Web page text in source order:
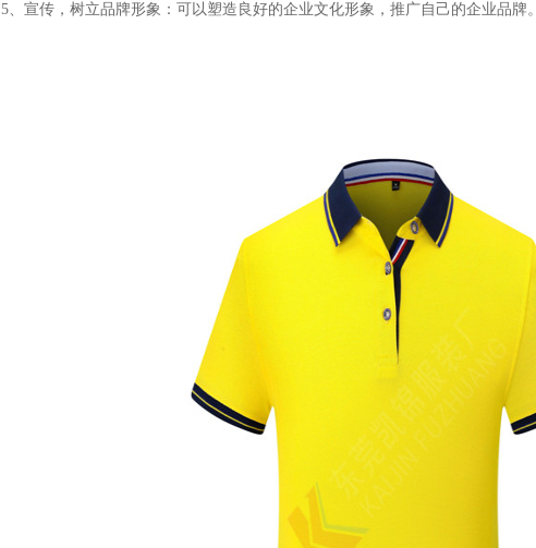
5、宣传，树立品牌形象：可以塑造良好的企业文化形象，推广自己的企业品牌。